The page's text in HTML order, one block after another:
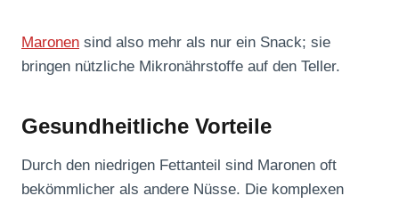
Maronen sind also mehr als nur ein Snack; sie
bringen nützliche Mikronährstoffe auf den Teller.
Gesundheitliche Vorteile
Durch den niedrigen Fettanteil sind Maronen oft
bekömmlicher als andere Nüsse. Die komplexen